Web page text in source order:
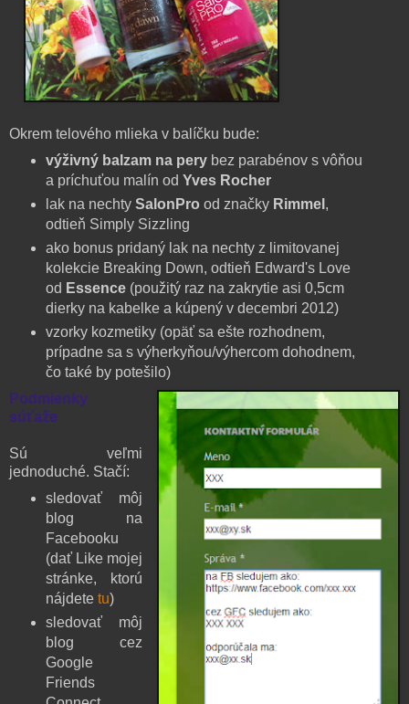
Okrem telového mlieka v balíčku bude:
výživný balzam na perybez parabénov s vôňou
a príchuťou malín od Yves Rocher
lak na nechty SalonPro od značky Rimmel ,
odtieň Simply Sizzling
ako bonus pridaný lak na nechty z limitovanej
kolekcie Breaking Down, odtieň Edward's Love
od Essence (použitý raz na zakrytie asi 0,5cm
dierky na kabelke a kúpený v decembri 2012)
vzorky kozmetiky (opäť sa ešte rozhodnem,
prípadne sa s výherkyňou/výhercom dohodnem,
čo také by potešilo)
Podmienky
súťaže
Sú veľmi
jednoduché. Stačí:
sledovať môj
blog na
Facebooku
(dať Like mojej
stránke, ktorú
nájdete tu)
sledovať môj
blog cez
Google
Friends